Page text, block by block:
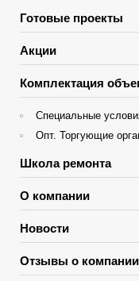
Готовые проекты
Акции
Комплектация
Специальные
Опт. Торгующие
Школа ремонта
О компании
Новости
Отзывы о компании